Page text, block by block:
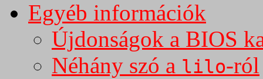
Egyéb információk
Újdonságok a BIOS
Néhány szó a lilo-ról